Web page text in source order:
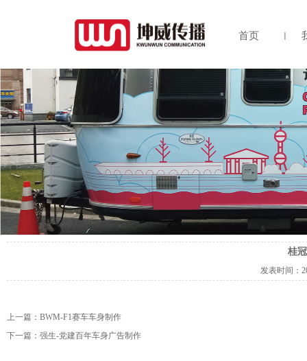
首页
桂
发表时间：
上一篇： BWM-F1赛车车身制作
下一篇： 强生-党建百年车身广告制作